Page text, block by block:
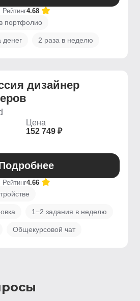
Рейтинг4.68
портфолио
денег 2 раза в неделю
дизайнер
Цена
152 749 ₽
Рейтинг4.66
1−2 задания в неделю
Общекурсовой чат